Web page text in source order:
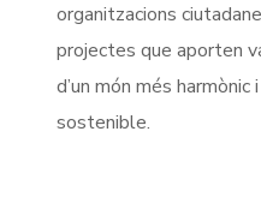
organitzacions
projectes que aporten
d’un món més
sostenible.